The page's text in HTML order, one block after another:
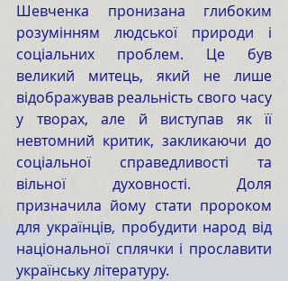
Шевченка пронизана глибоким
розумінням людської природи і
соціальних проблем. Це був
великий митець, який не лише
відображував реальність свого часу
у творах, але й виступав як її
невтомний критик, закликаючи до
соціальної справедливості та
вільної духовності. Доля
призначила йому стати пророком
для українців, пробудити народ від
національної сплячки і прославити
українську літературу.